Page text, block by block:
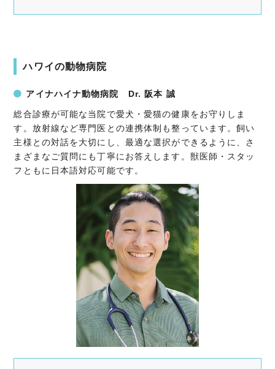
ハワイの動物病院
アイナハイナ動物病院 Dr. 阪本 誠
総合診療が可能な当院で愛犬・愛猫の健康をお守りしま
す。放射線など専門医との連携体制も整っています。飼い
主様との対話を大切にし、最適な選択ができるように、さ
まざまなご質問にも丁寧にお答えします。獣医師・スタッ
フともに日本語対応可能です。